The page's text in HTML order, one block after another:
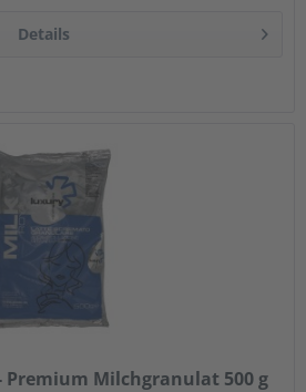
Details
Premium Milchgranulat 500 g